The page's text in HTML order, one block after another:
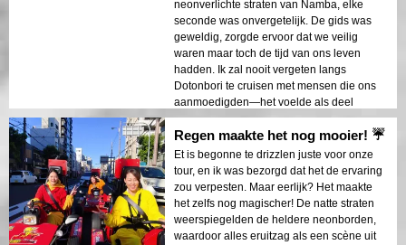
neonverlichte straten van Namba, elke
seconde was onvergetelijk. De gids was
geweldig, zorgde ervoor dat we veilig
waren maar toch de tijd van ons leven
hadden. Ik zal nooit vergeten langs
Dotonbori te cruisen met mensen die ons
aanmoedigden—het voelde als deel
uitmaken van de hartslag van Osaka!
Regen maakte het nog mooier! ☔
Et is begonne te drizzlen juste voor onze
tour, en ik was bezorgd dat het de ervaring
zou verpesten. Maar eerlijk? Het maakte
het zelfs nog magischer! De natte straten
weerspiegelden de heldere neonborden,
waardoor alles eruitzag als een scène uit